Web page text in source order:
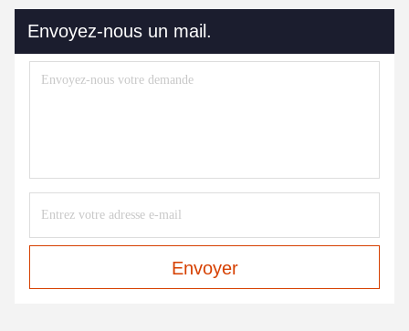
Envoyez-nous un mail.
Envoyer